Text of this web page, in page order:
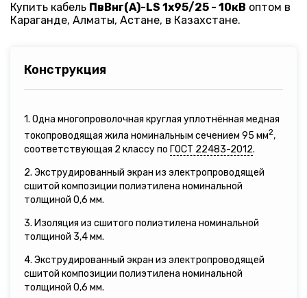
Купить кабель ПвВнг(A)-LS 1х95/25 - 10кВ оптом в
Караганде, Алматы, Астане, в Казахстане.
Конструкция
1. Одна многопроволочная круглая уплотнённая медная
токопроводящая жила номинальным сечением 95 мм2,
соответствующая 2 классу по ГОСТ 22483-2012.
2. Экструдированный экран из электропроводящей
сшитой композиции полиэтилена номинальной
толщиной 0,6 мм.
3. Изоляция из сшитого полиэтилена номинальной
толщиной 3,4 мм.
4. Экструдированный экран из электропроводящей
сшитой композиции полиэтилена номинальной
толщиной 0,6 мм.